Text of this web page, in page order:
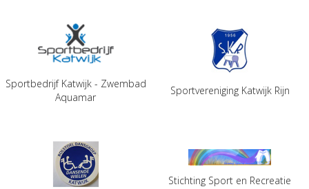
Sportbedrijf Katwijk - Zwembad
Aquamar
Sportvereniging Katwijk Rijn
Stichting Sport en Recreatie